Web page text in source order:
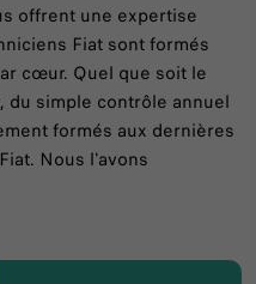
offrent une expertise
Fiat sont formés
cœur. Quel que soit le
du simple contrôle annuel
formés aux dernières
Nous l'avons